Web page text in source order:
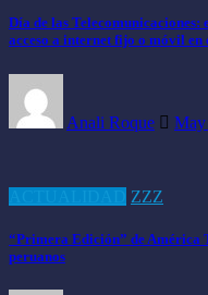
Día de las Telecomunicaciones:
acceso a internet fijo o móvil en
Anali Roque May
ZZZ
“Primera Edición” de América
peruanos